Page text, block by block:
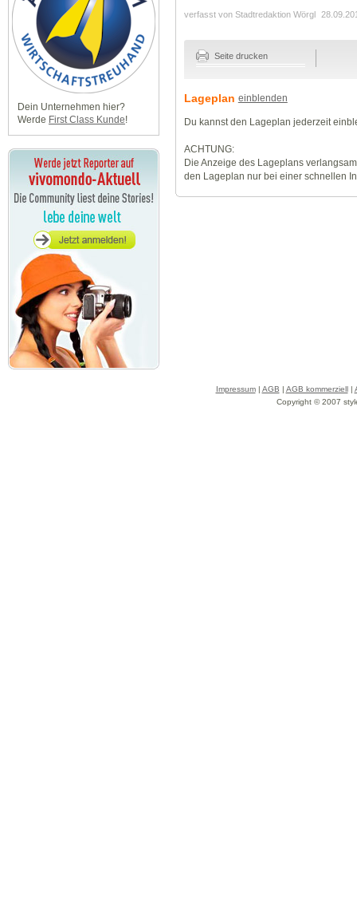
Dein Unternehmen hier?
Werde First Class Kunde!
verfasst von Stadtredaktion Wörgl
Seite drucken
Lageplan einblenden
Du kannst den Lageplan jederzeit
ACHTUNG:
Die Anzeige des Lageplans
den Lageplan nur bei einer schnellen
Impressum| AGB | AGB kommerziell|
Copyright © 2007